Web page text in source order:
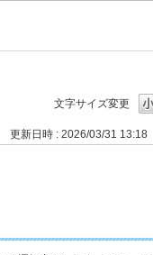
文字サイズ変更
更新日時 : 2026/03/31 13:18